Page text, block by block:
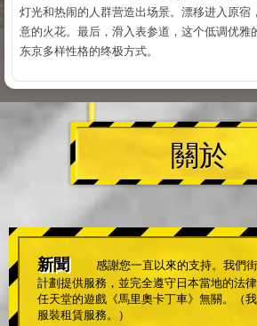
灯光和热闹的人群营造出场景。漂移进入原宿
意的火花。最后，滑入表参道，这个低调优雅
东京多样性格的终极方式。
關於
新聞
感謝您一直以來的支持。我們
計劃提供服務，並完全遵守日本當地的法
任天堂的遊戲《馬里奧卡丁車》無關。（
服裝租賃服務。）